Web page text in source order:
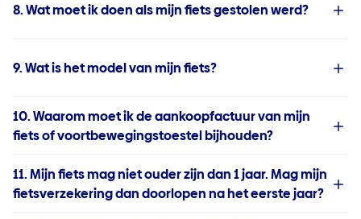
8. Wat moet ik doen als mijn fiets gestolen werd?
9. Wat is het model van mijn fiets?
10. Waarom moet ik de aankoopfactuur van mijn
fiets of voortbewegingstoestel bijhouden?
11. Mijn fiets mag niet ouder zijn dan 1 jaar. Mag mijn
fietsverzekering dan doorlopen na het eerste jaar?